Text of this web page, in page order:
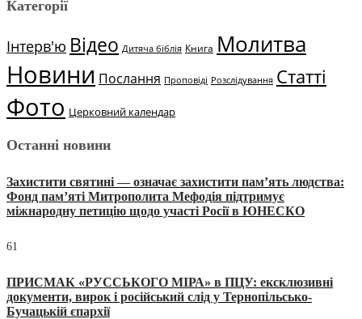
Категорії
Інтерв'ю Відео Дитяча біблія Книга Молитва
Новини Послання Проповіді Розслідування Статті
Фото Церковний календар
Останні новини
Захистити святині — означає захистити пам’ять людства:
Фонд пам’яті Митрополита Мефодія підтримує
міжнародну петицію щодо участі Росії в ЮНЕСКО
61
ПРИСМАК «РУССЬКОГО МІРА» в ПЦУ: ексклюзивні
документи, вирок і російський слід у Тернопільсько-
Бучацькій єпархії